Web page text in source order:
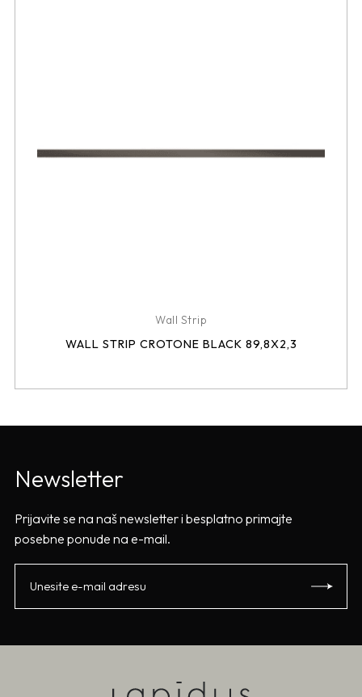
Wall Strip
WALL STRIP CROTONE BLACK 89,8X2,3
Newsletter
Prijavite se na naš newsletter i besplatno primajte
posebne ponude na e-mail.